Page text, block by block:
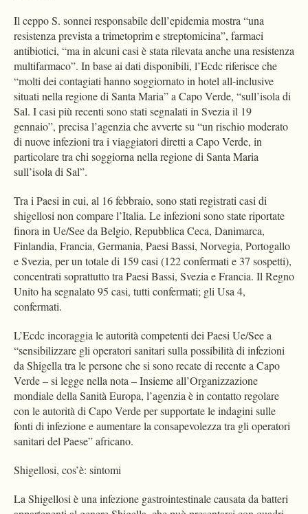
Il ceppo S. sonnei responsabile dell’epidemia mostra “una
resistenza prevista a trimetoprim e streptomicina”, farmaci
antibiotici, “ma in alcuni casi è stata rilevata anche una resistenza
multifarmaco”. In base ai dati disponibili, l’Ecdc riferisce che
“molti dei contagiati hanno soggiornato in hotel all-inclusive
situati nella regione di Santa Maria” a Capo Verde, “sull’isola di
Sal. I casi più recenti sono stati segnalati in Svezia il 19
gennaio”, precisa l’agenzia che avverte su “un rischio moderato
di nuove infezioni tra i viaggiatori diretti a Capo Verde, in
particolare tra chi soggiorna nella regione di Santa Maria
sull’isola di Sal”.
Tra i Paesi in cui, al 16 febbraio, sono stati registrati casi di
shigellosi non compare l’Italia. Le infezioni sono state riportate
finora in Ue/See da Belgio, Repubblica Ceca, Danimarca,
Finlandia, Francia, Germania, Paesi Bassi, Norvegia, Portogallo
e Svezia, per un totale di 159 casi (122 confermati e 37 sospetti),
concentrati soprattutto tra Paesi Bassi, Svezia e Francia. Il Regno
Unito ha segnalato 95 casi, tutti confermati; gli Usa 4,
confermati.
L’Ecdc incoraggia le autorità competenti dei Paesi Ue/See a
“sensibilizzare gli operatori sanitari sulla possibilità di infezioni
da Shigella tra le persone che si sono recate di recente a Capo
Verde – si legge nella nota – Insieme all’Organizzazione
mondiale della Sanità Europa, l’agenzia è in contatto regolare
con le autorità di Capo Verde per supportate le indagini sulle
fonti di infezione e aumentare la consapevolezza tra gli operatori
sanitari del Paese” africano.
Shigellosi, cos’è: sintomi
La Shigellosi è una infezione gastrointestinale causata da batteri